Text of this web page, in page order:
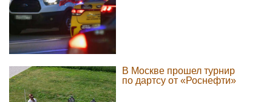
В Москве прошел турнир
по дартсу от «Роснефти»